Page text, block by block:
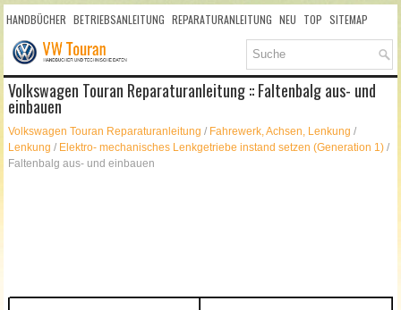
HANDBÜCHER BETRIEBSANLEITUNG REPARATURANLEITUNG NEU TOP SITEMAP
SUCHLAUF
Volkswagen Touran Reparaturanleitung :: Faltenbalg aus- und
einbauen
Volkswagen Touran Reparaturanleitung / Fahrewerk, Achsen, Lenkung /
Lenkung / Elektro- mechanisches Lenkgetriebe instand setzen (Generation 1) /
Faltenbalg aus- und einbauen